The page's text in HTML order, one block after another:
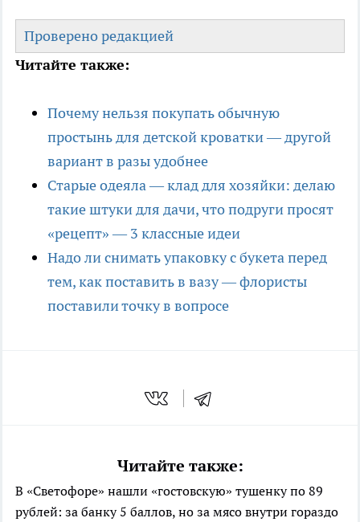
Проверено редакцией
Читайте также:
Почему нельзя покупать обычную
простынь для детской кроватки — другой
вариант в разы удобнее
Старые одеяла — клад для хозяйки: делаю
такие штуки для дачи, что подруги просят
«рецепт» — 3 классные идеи
Надо ли снимать упаковку с букета перед
тем, как поставить в вазу — флористы
поставили точку в вопросе
Читайте также:
В «Светофоре» нашли «гостовскую» тушенку по 89
рублей: за банку 5 баллов, но за мясо внутри гораздо